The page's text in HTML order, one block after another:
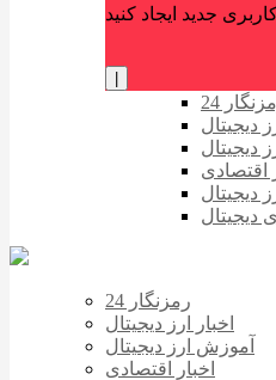
24
دیجیتال
دیجیتال
اقتصادی
دیجیتال
دیجیتال
رمزنگار 24
اخبار ارز دیجیتال
آموزش ارز دیجیتال
اخبار اقتصادی